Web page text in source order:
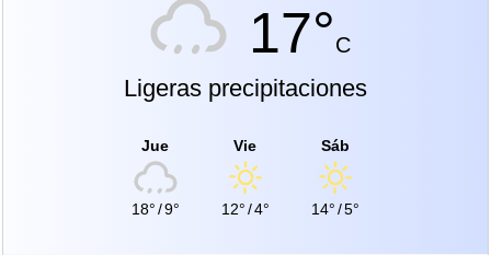
17°C
Ligeras precipitaciones
Jue
18°/9°
Vie
12°/4°
Sáb
14°/5°